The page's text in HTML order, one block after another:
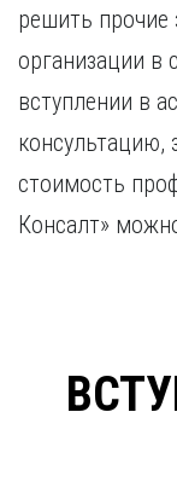
решить прочие
организации в
вступлении в
консультацию,
стоимость
Консалт»